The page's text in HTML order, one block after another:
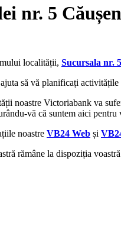
nr. 5
localității, Sucursala nr.
să vă planificați
noastre Victoriabank va
vă că suntem aici pentru
noastre VB24 Web și
rămâne la dispoziția